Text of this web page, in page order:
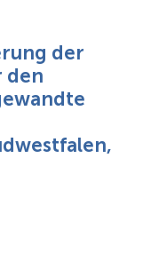
der
den